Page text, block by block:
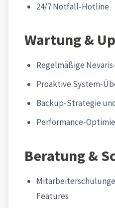
24/7 Notfall-Hotline
Wartung &
Regelmäßige
Proaktive System-
Backup-Strategie
Performance-
Beratung &
Features